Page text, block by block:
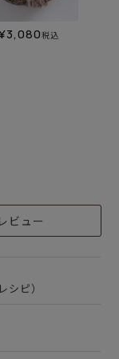
3,080税込
レビュー
ピ）